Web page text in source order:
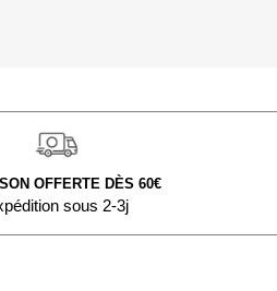
OFFERTE DÈS 60€
sous 2-3j